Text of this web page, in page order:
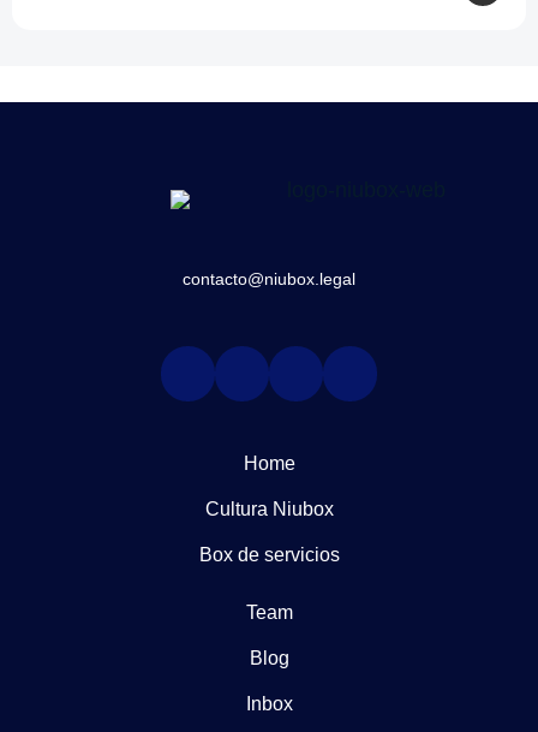
contacto@niubox.legal
Home
Cultura Niubox
Box de servicios
Team
Blog
Inbox